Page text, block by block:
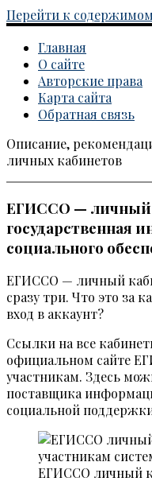
Перейти к
Главная
О сайте
Авторские права
Карта сайта
Обратная связь
Каталог личных
Описание,
личных кабинетов
ЕГИССО — личный
государственная
социального
ЕГИССО — личный
сразу три. Что это за
вход в аккаунт?
Ссылки на все
официальном сайте
участникам. Здесь
поставщика
социальной
ЕГИССО личный